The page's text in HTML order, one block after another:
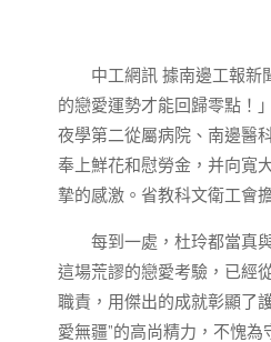
中工網訊 據南邊工報新聞
的戀愛運勢才能回歸零點！
夜學第二從屬病院、南邊醫
奉上鮮花和慰勞金，并向寬
摯的感激。省教科文衛工會
每到一處，杜玲都當真與
這場荒謬的戀愛考驗，已經
職責，用傑出的成就彰顯了
愛無疆”的高尚精力，不愧